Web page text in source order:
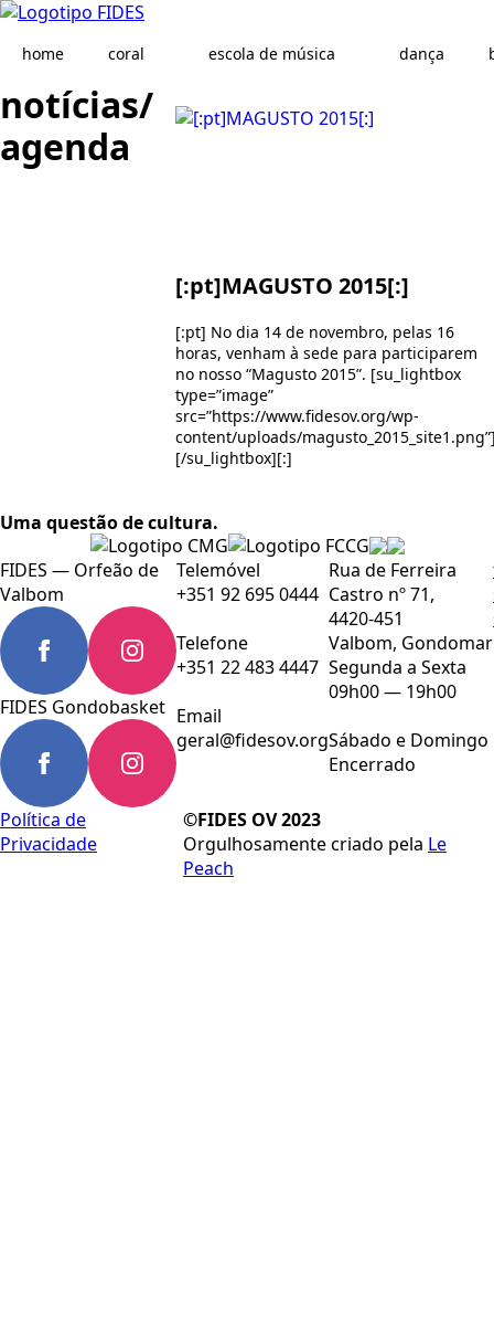
home coral escola de música dança
notícias/
agenda
[:pt]MAGUSTO 2015[:]
[:pt] No dia 14 de novembro, pelas 16
horas, venham à sede para participarem
no nosso “Magusto 2015”. [su_lightbox
type=”image”
src=”https://www.fidesov.org/wp-
content/uploads/
[/su_lightbox][:]
Uma questão de cultura.
FIDES — Orfeão de
Valbom
FIDES Gondobasket
Telemóvel
+351 92 695 0444
Telefone
+351 22 483 4447
Email
geral@fidesov.org
Rua de Ferreira
Castro nº 71,
4420-451
Valbom, Gondomar
Segunda a Sexta
09h00 — 19h00
Sábado e Domingo
Encerrado
Política de
Privacidade
©FIDES OV 2023
Orgulhosamente criado pela Le
Peach